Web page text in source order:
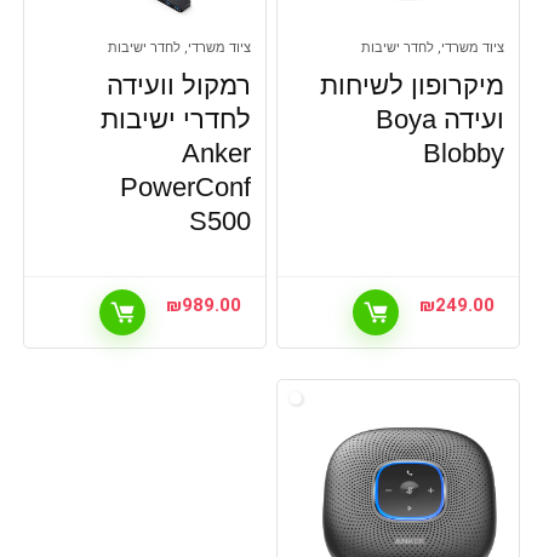
ציוד משרדי, לחדר ישיבות
מיקרופון לשיחות
ועידה Boya
Blobby
₪249.00
ציוד משרדי, לחדר ישיבות
רמקול וועידה
לחדרי ישיבות
Anker
PowerConf
S500
₪989.00